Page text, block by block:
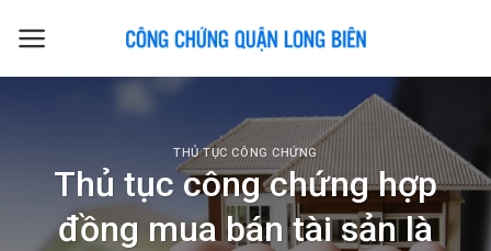
THỦ TỤC CÔNG CHỨNG
Thủ tục công chứng hợp
đồng mua bán tài sản là